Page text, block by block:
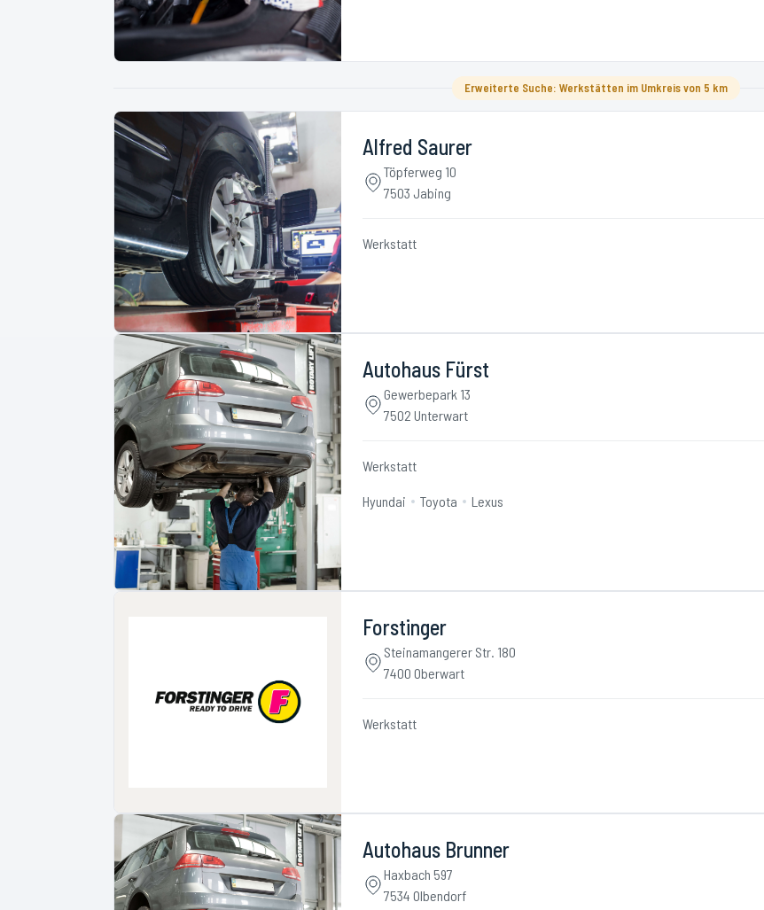
Erweiterte Suche: Werkstätten im Umkreis von 5 km
Alfred Saurer
Töpferweg 10
7503 Jabing
Werkstatt
Autohaus Fürst
Gewerbepark 13
7502 Unterwart
Werkstatt
Hyundai Toyota Lexus
Forstinger
Steinamangerer Str. 180
7400 Oberwart
Werkstatt
Autohaus Brunner
Haxbach 597
7534 Olbendorf